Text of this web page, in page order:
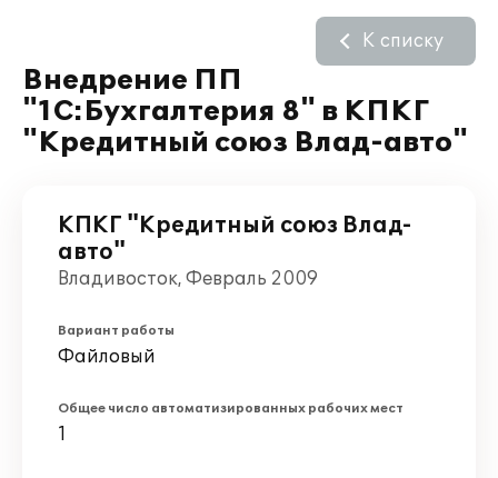
Внедрение ПП
"1С:Бухгалтерия 8" в КПКГ
"Кредитный союз Влад-авто"
К списку
КПКГ "Кредитный союз Влад-
авто"
Владивосток, Февраль 2009
Вариант работы
Файловый
Общее число автоматизированных рабочих мест
1